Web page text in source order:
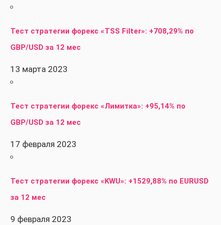
Тест стратегии форекс «TSS Filter»: +708,29% по
GBP/USD за 12 мес
13 марта 2023
Тест стратегии форекс «Лимитка»: +95,14% по
GBP/USD за 12 мес
17 февраля 2023
Тест стратегии форекс «KWU»: +1529,88% по EURUSD
за 12 мес
9 февраля 2023